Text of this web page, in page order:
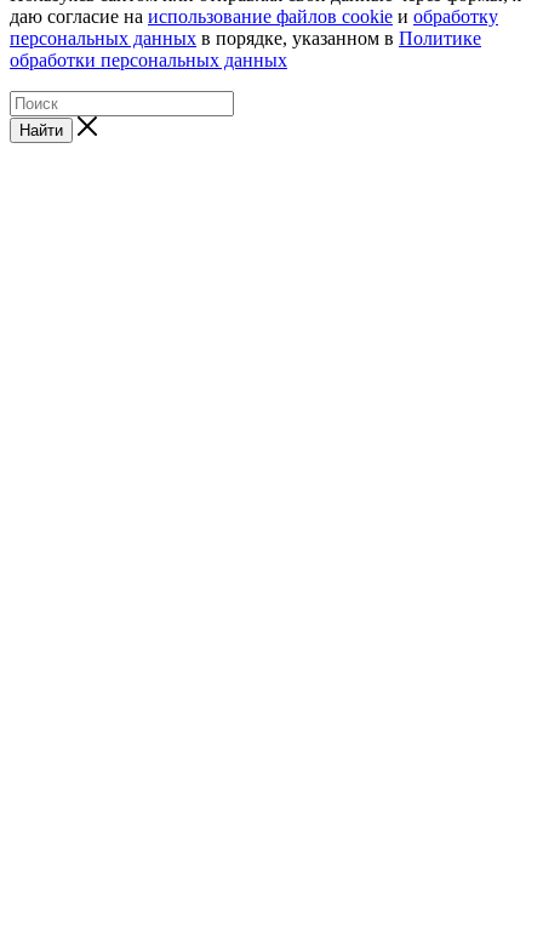
даю согласие на использование файлов cookie и обработку
персональных данных в порядке, указанном в Политике
обработки персональных данных
Найти